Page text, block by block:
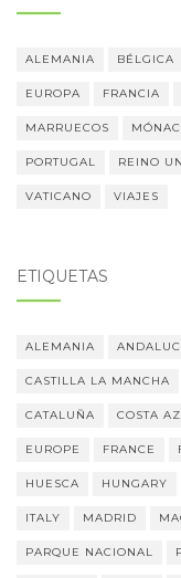
ALEMANIA BÉLGICA
EUROPA FRANCIA
MARRUECOS
PORTUGAL REINO
VATICANO VIAJES
ETIQUETAS
ALEMANIA
CASTILLA LA MANCHA
CATALUÑA COSTA
EUROPE FRANCE
HUESCA HUNGARY
ITALY MADRID
PARQUE NACIONAL